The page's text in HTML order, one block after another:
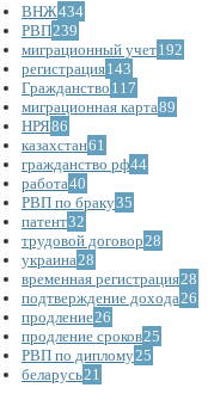
ВНЖ434
РВП239
миграционный учет192
регистрация143
Гражданство 117
миграционная карта89
НРЯ86
казахстан61
гражданство рф44
работа40
РВП по браку35
патент32
трудовой договор 28
украина 28
временная регистрация28
подтверждение дохода 26
продление26
продление сроков25
РВП по диплому25
беларусь21